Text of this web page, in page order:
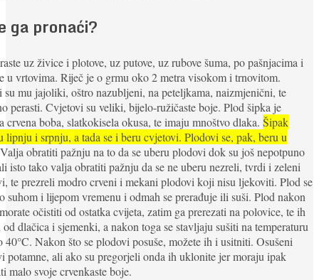
ga pronaći?
uz živice i plotove, uz putove, uz rubove šuma, po pašnjacima i
u vrtovima. Riječ je o grmu oko 2 metra visokom i trnovitom.
su mu jajoliki, oštro nazubljeni, na peteljkama, naizmjenični, te
perasti. Cvjetovi su veliki, bijelo-ružičaste boje. Plod šipka je
crvena boba, slatkokisela okusa, te imaju mnoštvo dlaka. Šipak
lipnju i srpnju, a tada se i beru cvjetovi. Plodovi se, pak, beru u
obratiti pažnju na to da se uberu plodovi dok su još nepotpuno
isto tako valja obratiti pažnju da se ne uberu nezreli, tvrdi i zeleni
te prezreli modro crveni i mekani plodovi koji nisu ljekoviti. Plod se
suhom i lijepom vremenu i odmah se prerađuje ili suši. Plod nakon
očistiti od ostatka cvijeta, zatim ga prerezati na polovice, te ih
dlačica i sjemenki, a nakon toga se stavljaju sušiti na temperaturu
40°C. Nakon što se plodovi posuše, možete ih i usitniti. Osušeni
potamne, ali ako su pregorjeli onda ih uklonite jer moraju ipak
malo svoje crvenkaste boje.